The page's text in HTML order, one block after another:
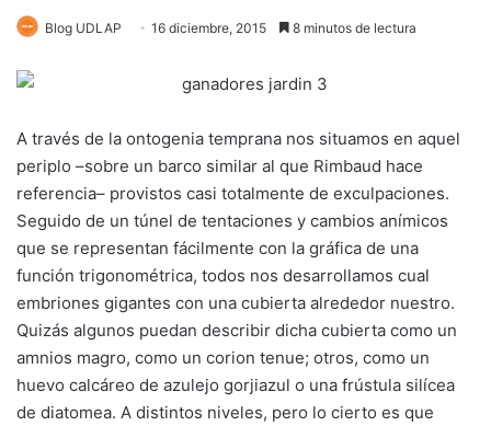
Blog UDLAP 16 diciembre, 2015 8 minutos de lectura
A través de la ontogenia temprana nos situamos en aquel
periplo –sobre un barco similar al que Rimbaud hace
referencia– provistos casi totalmente de exculpaciones.
Seguido de un túnel de tentaciones y cambios anímicos
que se representan fácilmente con la gráfica de una
función trigonométrica, todos nos desarrollamos cual
embriones gigantes con una cubierta alrededor nuestro.
Quizás algunos puedan describir dicha cubierta como un
amnios magro, como un corion tenue; otros, como un
huevo calcáreo de azulejo gorjiazul o una frústula silícea
de diatomea. A distintos niveles, pero lo cierto es que